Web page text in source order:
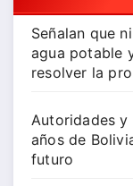
Señalan que
agua potable
resolver la
Autoridades y
años de
futuro